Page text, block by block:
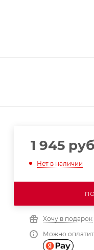
1 945
Нет в наличии
Хочу в подарок
Можно